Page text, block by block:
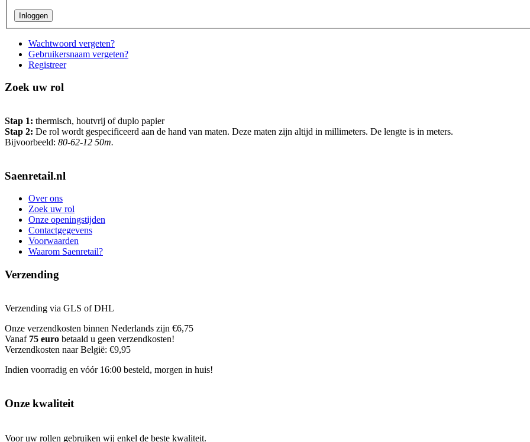
Wachtwoord vergeten?
Gebruikersnaam vergeten?
Registreer
Zoek uw rol
Stap 1: thermisch, houtvrij of duplo papier
Stap 2: De rol wordt gespecificeerd aan de hand van maten. Deze maten zijn altijd in millimeters. De lengte is in meters.
Bijvoorbeeld: 80-62-12 50m.
Saenretail.nl
Over ons
Zoek uw rol
Onze openingstijden
Contactgegevens
Voorwaarden
Waarom Saenretail?
Verzending
Verzending via GLS of DHL
Onze verzendkosten binnen Nederlands zijn €6,75
Vanaf 75 euro betaald u geen verzendkosten!
Verzendkosten naar België: €9,95
Indien voorradig en vóór 16:00 besteld, morgen in huis!
Onze kwaliteit
Voor uw rollen gebruiken wij enkel de beste kwaliteit.